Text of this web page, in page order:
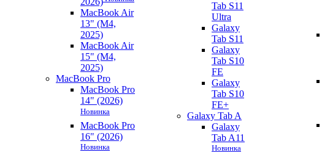
MacBook Air
13" (M4,
2025)
MacBook Air
15" (M4,
2025)
MacBook Pro
MacBook Pro
14" (2026)
Новинка
MacBook Pro
16" (2026)
Новинка
Tab S11
Ultra
Galaxy
Tab S11
Galaxy
Tab S10
FE
Galaxy
Tab S10
FE+
Galaxy Tab A
Galaxy
Tab A11
Новинка